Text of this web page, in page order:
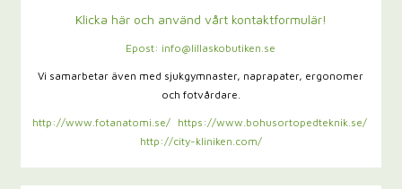
Klicka här och använd vårt kontaktformulär!
Epost: info@lillaskobutiken.se
Vi samarbetar även med sjukgymnaster, naprapater, ergonomer
och fotvårdare.
http://www.fotanatomi.se/
https://www.bohusortopedteknik.se/
http://city-kliniken.com/